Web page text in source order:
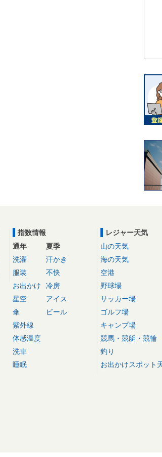
指数情報
通年
洗濯
服装
お出かけ
星空
傘
紫外線
体感温度
洗車
睡眠
夏季
汗かき
不快
冷房
アイス
ビール
レジャー天気
山の天気
海の天気
空港
野球場
サッカー場
ゴルフ場
キャンプ場
競馬・競艇・競輪
釣り
お出かけスポット